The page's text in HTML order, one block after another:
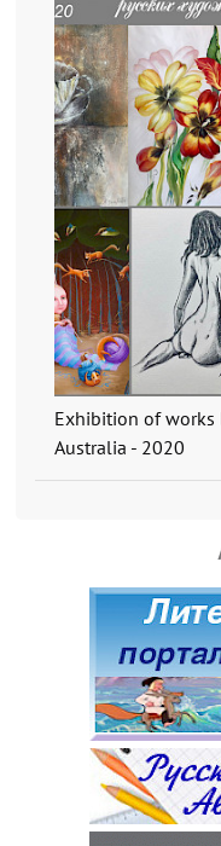
Exhibition of works
Australia - 2020